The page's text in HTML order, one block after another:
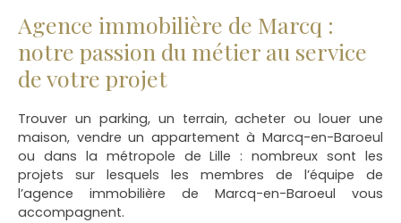
Agence immobilière de Marcq :
notre passion du métier au service
de votre projet
Trouver un parking, un terrain, acheter ou louer une
maison, vendre un appartement à Marcq-en-Baroeul
ou dans la métropole de Lille: nombreux sont les
projets sur lesquels les membres de l’équipe de
l’agence immobilière de Marcq-en-Baroeul vous
accompagnent.